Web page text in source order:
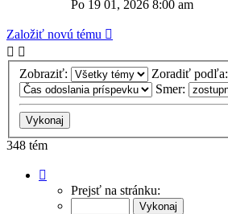
Po 19 01, 2026 8:00 am
Založiť novú tému
Zobraziť:
Zoradiť podľa:
Smer:
348 tém
Prejsť na stránku: